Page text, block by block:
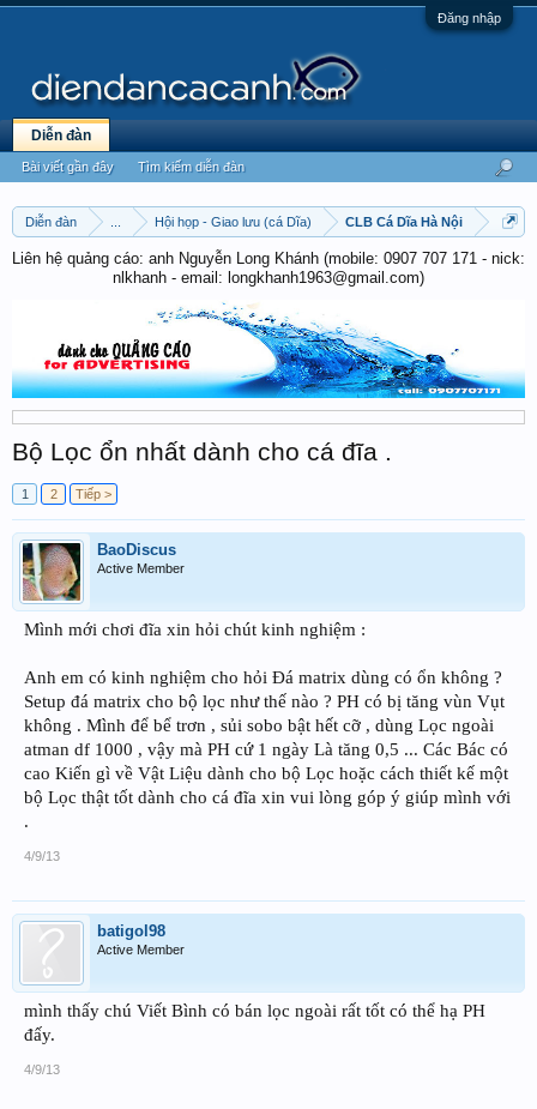
Đăng nhập
Diễn đàn Hội họp - Giao lưu (cá Dĩa) CLB Cá Dĩa Hà Nội
Liên hệ quảng cáo: anh Nguyễn Long Khánh (mobile: 0907 707 171 - nick:
nlkhanh - email: longkhanh1963@gmail.com)
Bộ Lọc ổn nhất dành cho cá đĩa .
1 2 Tiếp >
BaoDiscus
Active Member
Mình mới chơi đĩa xin hỏi chút kinh nghiệm :
Anh em có kinh nghiệm cho hỏi Đá matrix dùng có ổn không ?
Setup đá matrix cho bộ lọc như thế nào ? PH có bị tăng vùn Vụt
không . Mình để bể trơn , sủi sobo bật hết cỡ , dùng Lọc ngoài
atman df 1000 , vậy mà PH cứ 1 ngày Là tăng 0,5 ... Các Bác có
cao Kiến gì về Vật Liệu dành cho bộ Lọc hoặc cách thiết kế một
bộ Lọc thật tốt dành cho cá đĩa xin vui lòng góp ý giúp mình với
.
4/9/13
batigol98
Active Member
mình thấy chú Viết Bình có bán lọc ngoài rất tốt có thể hạ PH
đấy.
4/9/13
Diễn đàn
Bài viết gần đây Tìm kiếm diễn đàn